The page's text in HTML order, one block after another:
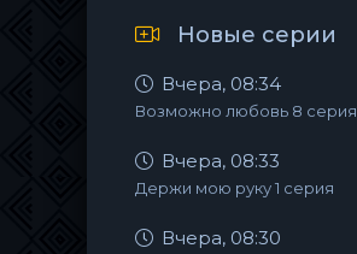
Новые серии
Вчера, 08:34
Возможно любовь 8 серия
Вчера, 08:33
Держи мою руку 1 серия
Вчера, 08:30